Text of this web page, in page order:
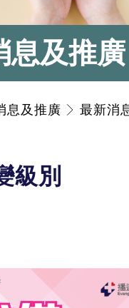
息及推廣
息及推廣 最新消
級別